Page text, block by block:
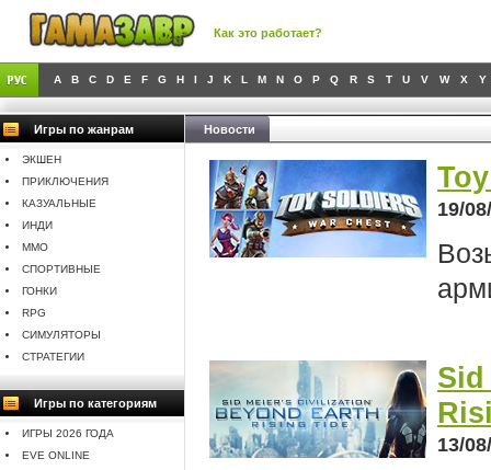
Как это работает?
A B C D E F G H I J K L M N O P Q R S T U V W X Y
Игры по жанрам
ЭКШЕН
ПРИКЛЮЧЕНИЯ
КАЗУАЛЬНЫЕ
ИНДИ
MMO
СПОРТИВНЫЕ
ГОНКИ
RPG
СИМУЛЯТОРЫ
СТРАТЕГИИ
Игры по категориям
ИГРЫ 2026 ГОДА
EVE ONLINE
Новости
19/
13/